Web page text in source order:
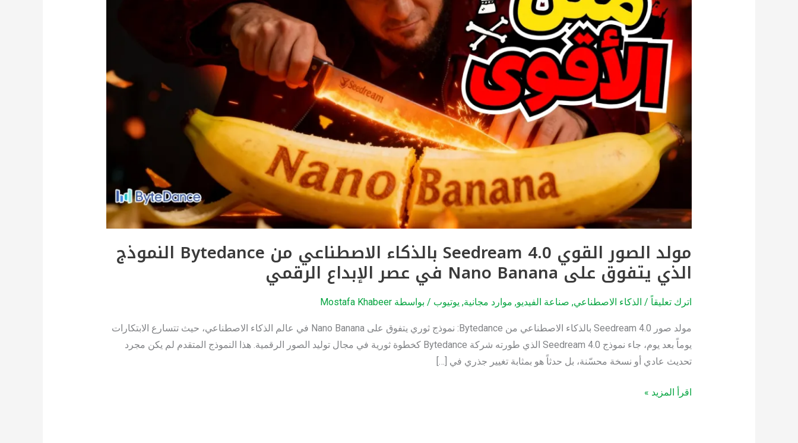
مولد الصور القوي Seedream 4.0 بالذكاء الاصطناعي من Bytedance النموذج
الذي يتفوق على Nano Banana في عصر الإبداع الرقمي
اترك تعليقاً / الذكاء الاصطناعي, صناعة الفيديو, موارد مجانية, يوتيوب / بواسطة Mostafa Khabeer
مولد صور Seedream 4.0 بالذكاء الاصطناعي من Bytedance: نموذج ثوري يتفوق على Nano Banana في عالم الذكاء الاصطناعي، حيث تتسارع الابتكارات
يوماً بعد يوم، جاء نموذج Seedream 4.0 الذي طورته شركة Bytedance كخطوة ثورية في مجال توليد الصور الرقمية. هذا النموذج المتقدم لم يكن مجرد
تحديث عادي أو نسخة محسّنة، بل حدثاً هو بمثابة تغيير جذري في […]
الاصطناعي
Bytedance
النموذج
الذي
Nano
Banana
الرقمي
اقرأ المزيد »